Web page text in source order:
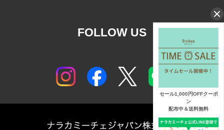
FOLLOW US
セール1,000円OFFクーポ
ン
配布中＆送料無料